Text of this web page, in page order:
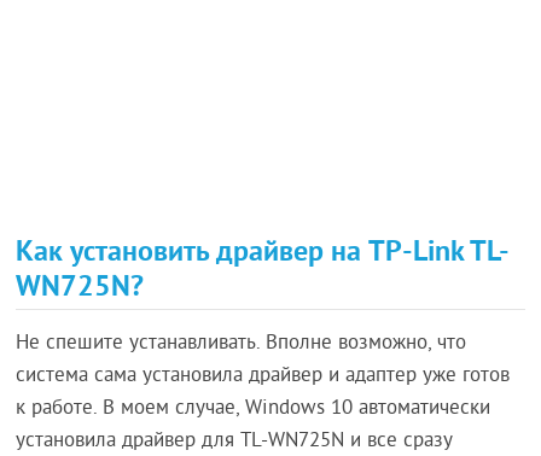
Как установить драйвер на TP-Link TL-
WN725N?
Не спешите устанавливать. Вполне возможно, что
система сама установила драйвер и адаптер уже готов
к работе. В моем случае, Windows 10 автоматически
установила драйвер для TL-WN725N и все сразу